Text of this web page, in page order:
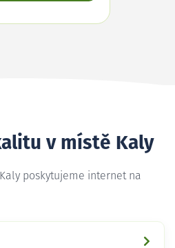
v místě Kaly
poskytujeme internet na